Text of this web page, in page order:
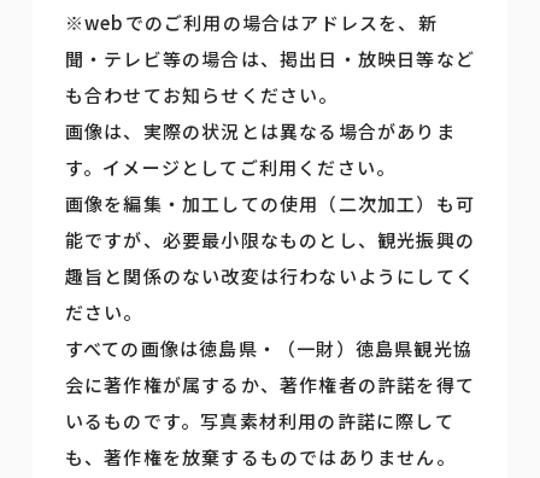
※webでのご利用の場合はアドレスを、新
聞・テレビ等の場合は、掲出日・放映日等など
も合わせてお知らせください。
画像は、実際の状況とは異なる場合がありま
す。イメージとしてご利用ください。
画像を編集・加工しての使用（二次加工）も可
能ですが、必要最小限なものとし、観光振興の
趣旨と関係のない改変は行わないようにしてく
ださい。
すべての画像は徳島県・（一財）徳島県観光協
会に著作権が属するか、著作権者の許諾を得て
いるものです。写真素材利用の許諾に際して
も、著作権を放棄するものではありません。